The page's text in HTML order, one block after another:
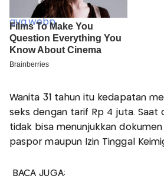
Wanita 31 tahun itu kedapatan
seks dengan tarif Rp 4 juta. Saat
tidak bisa menunjukkan
paspor maupun Izin Tinggal
BACA JUGA: